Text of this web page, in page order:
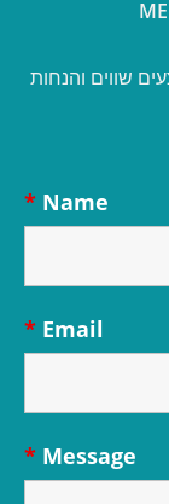
שווים והנחות
Name
*
Email
*
Message
*